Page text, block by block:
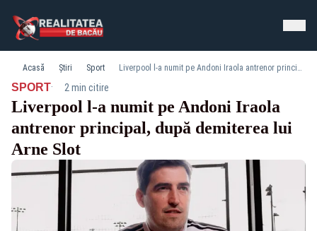
Acasă Știri Sport Liverpool l-a numit pe Andoni Iraola antrenor principal, după demiterea lui Arne Slot
SPORT· 2 min citire
Liverpool l-a numit pe Andoni Iraola
antrenor principal, după demiterea lui
Arne Slot